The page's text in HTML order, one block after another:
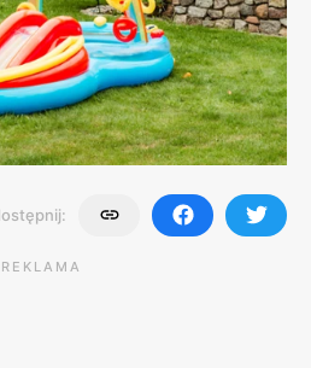
REKLAMA